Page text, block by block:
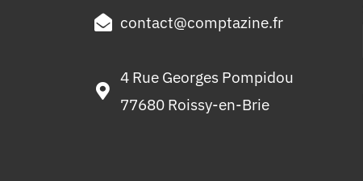
contact@comptazine.fr
4 Rue Georges Pompidou
77680 Roissy-en-Brie